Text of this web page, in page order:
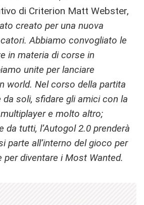
di Criterion Matt Webster,
creato per una nuova
Abbiamo convogliato le
in materia di corse in
unite per lanciare
world. Nel corso della partita
da soli, sfidare gli amici con la
e molto altro;
da tutti, l’Autogol 2.0 prenderà
parte all’interno del gioco per
diventare i Most Wanted.